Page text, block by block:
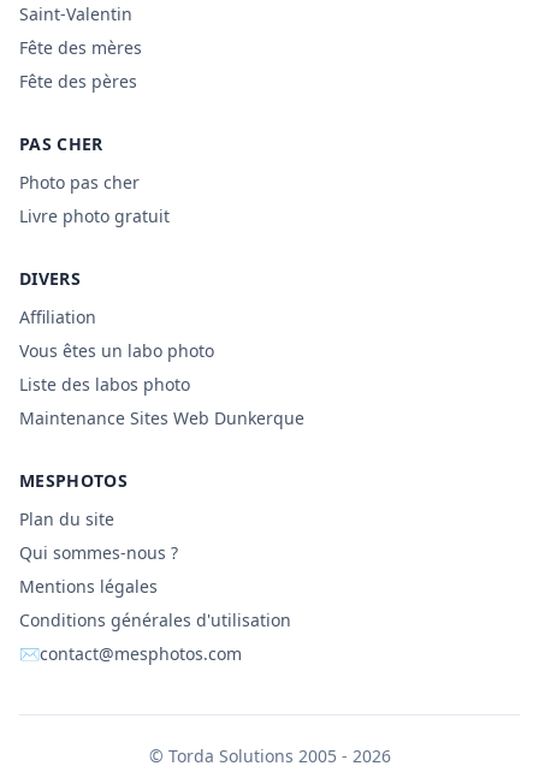
Saint-Valentin
Fête des mères
Fête des pères
PAS CHER
Photo pas cher
Livre photo gratuit
DIVERS
Affiliation
Vous êtes un labo photo
Liste des labos photo
Maintenance Sites Web Dunkerque
MESPHOTOS
Plan du site
Qui sommes-nous ?
Mentions légales
Conditions générales d'utilisation
✉contact@mesphotos.com
© Torda Solutions 2005 - 2026